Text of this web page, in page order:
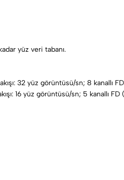
yüz veri tabanı.
32 yüz görüntüsü/sn; 8 kanallı
16 yüz görüntüsü/sn; 5 kanallı